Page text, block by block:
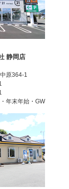
静岡店
原364-1
年末年始・GW